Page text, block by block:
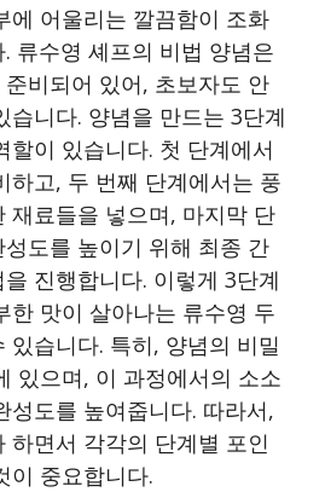
에 어울리는 깔끔함이 조화
류수영 셰프의 비법 양념은
비되어 있어, 초보자도 안
습니다. 양념을 만드는 3단계
할이 있습니다. 첫 단계에서
하고, 두 번째 단계에서는 풍
재료들을 넣으며, 마지막 단
도를 높이기 위해 최종 간
진행합니다. 이렇게 3단계
한 맛이 살아나는 류수영 두
있습니다. 특히, 양념의 비밀
있으며, 이 과정에서의 소소
성도를 높여줍니다. 따라서,
하면서 각각의 단계별 포인
이 중요합니다.